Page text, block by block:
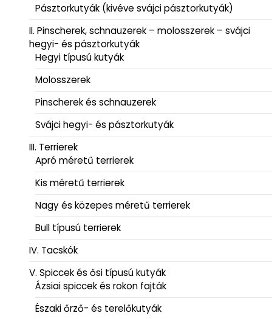
Pásztorkutyák (kivéve svájci pásztorkutyák)
II. Pinscherek, schnauzerek – molosszerek – svájci
hegyi- és pásztorkutyák
Hegyi típusú kutyák
Molosszerek
Pinscherek és schnauzerek
Svájci hegyi- és pásztorkutyák
III. Terrierek
Apró méretű terrierek
Kis méretű terrierek
Nagy és közepes méretű terrierek
Bull típusú terrierek
IV. Tacskók
V. Spiccek és ősi típusú kutyák
Ázsiai spiccek és rokon fajták
Északi őrző- és terelőkutyák